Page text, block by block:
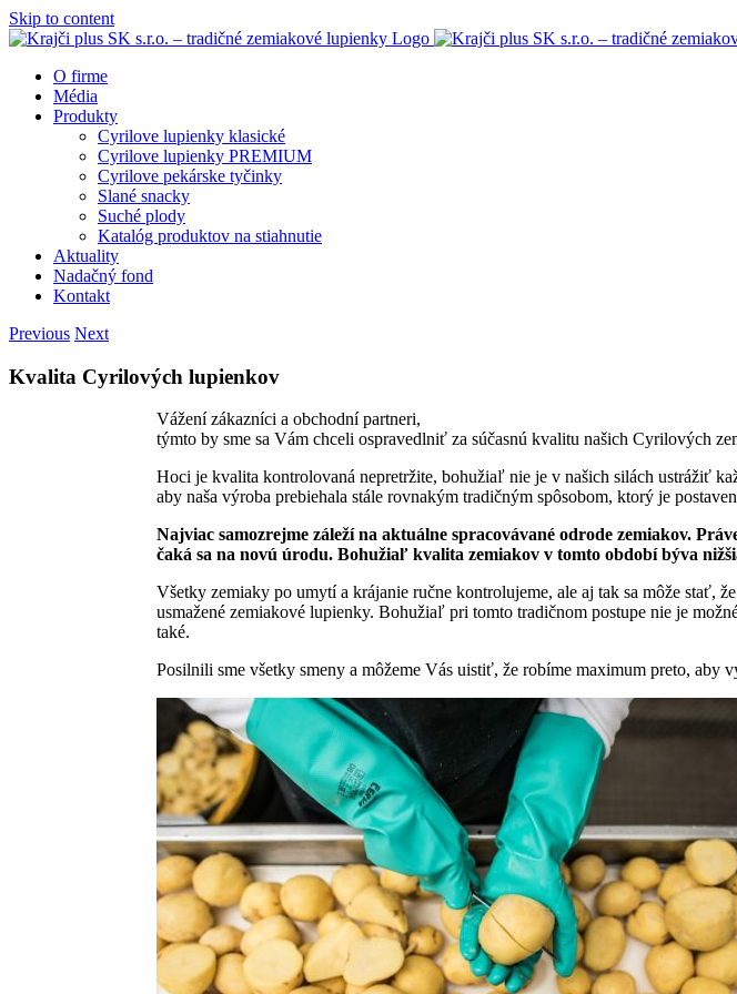
Skip to content
O firme
Média
Produkty
Cyrilove lupienky klasické
Cyrilove lupienky PREMIUM
Cyrilove pekárske tyčinky
Slané snacky
Suché plody
Katalóg produktov na stiahnutie
Aktuality
Nadačný fond
Kontakt
Previous Next
Kvalita Cyrilových lupienkov
Vážení zákazníci a obchodní partneri,
týmto by sme sa Vám chceli ospravedlniť za súčasnú kvalitu našich Cyrilových
Hoci je kvalita kontrolovaná nepretržite, bohužiaľ nie je v našich silách ustrážiť
aby naša výroba prebiehala stále rovnakým tradičným spôsobom, ktorý je
Najviac samozrejme záleží na aktuálne spracovávané odrode zemiakov.
čaká sa na novú úrodu. Bohužiaľ kvalita zemiakov v tomto období býva
Všetky zemiaky po umytí a krájanie ručne kontrolujeme, ale aj tak sa môže stať,
usmažené zemiakové lupienky. Bohužiaľ pri tomto tradičnom postupe nie je
také.
Posilnili sme všetky smeny a môžeme Vás uistiť, že robíme maximum preto, aby